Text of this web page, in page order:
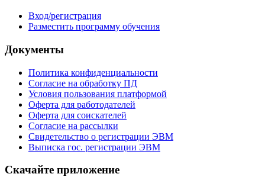
Вход/регистрация
Разместить программу обучения
Документы
Политика конфиденциальности
Согласие на обработку ПД
Условия пользования платформой
Оферта для работодателей
Оферта для соискателей
Согласие на рассылки
Свидетельство о регистрации ЭВМ
Выписка гос. регистрации ЭВМ
Скачайте приложение